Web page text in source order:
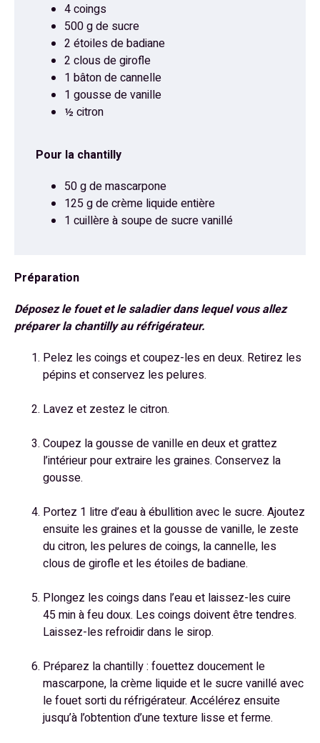
4 coings
500 g de sucre
2 étoiles de badiane
2 clous de girofle
1 bâton de cannelle
1 gousse de vanille
½ citron
Pour la chantilly
50 g de mascarpone
125 g de crème liquide entière
1 cuillère à soupe de sucre vanillé
Préparation
Déposez le fouet et le saladier dans lequel vous allez
préparer la chantilly au réfrigérateur.
Pelez les coings et coupez-les en deux. Retirez les
pépins et conservez les pelures.
Lavez et zestez le citron.
Coupez la gousse de vanille en deux et grattez
l’intérieur pour extraire les graines. Conservez la
gousse.
Portez 1 litre d’eau à ébullition avec le sucre. Ajoutez
ensuite les graines et la gousse de vanille, le zeste
du citron, les pelures de coings, la cannelle, les
clous de girofle et les étoiles de badiane.
Plongez les coings dans l’eau et laissez-les cuire
45 min à feu doux. Les coings doivent être tendres.
Laissez-les refroidir dans le sirop.
Préparez la chantilly : fouettez doucement le
mascarpone, la crème liquide et le sucre vanillé avec
le fouet sorti du réfrigérateur. Accélérez ensuite
jusqu’à l’obtention d’une texture lisse et ferme.